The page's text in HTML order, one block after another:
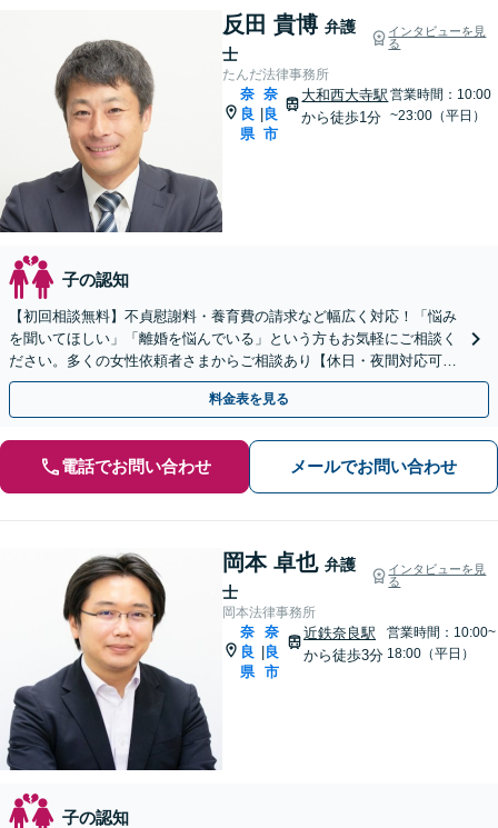
反田 貴博 弁護
士
インタビューを見
る
たんだ法律事務所
奈
良
県
奈
良
市
大和西大寺駅
から徒歩1分
営業時間：10:00
~23:00（平日）
子の認知
【初回相談無料】不貞慰謝料・養育費の請求など幅広く対応！「悩み
を聞いてほしい」「離婚を悩んでいる」という方もお気軽にご相談く
ださい。多くの女性依頼者さまからご相談あり【休日・夜間対応可】
【大和西大寺駅1分】
料金表を見る
電話でお問い合わせ メールでお問い合わせ
岡本 卓也 弁護
士
インタビューを見
る
岡本法律事務所
奈
良
県
奈
良
市
近鉄奈良駅
から徒歩3分
営業時間：10:00~
18:00（平日）
子の認知